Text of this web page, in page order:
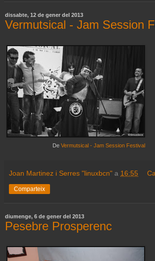
dissabte, 12 de gener del 2013
Vermutsical - Jam Session
De Vermutsical - Jam Session Festival
Joan Martinez i Serres "linuxbcn" a 16:55
Comparteix
diumenge, 6 de gener del 2013
Pesebre Prosperenc